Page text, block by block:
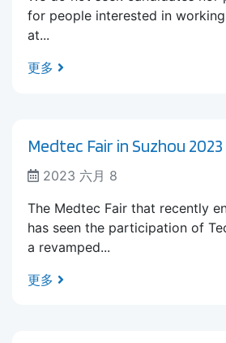
for people interested in
at...
更多
Medtec Fair in Suzhou 2023
2023 六月 8
The Medtec Fair that recently
has seen the participation of
a revamped...
更多